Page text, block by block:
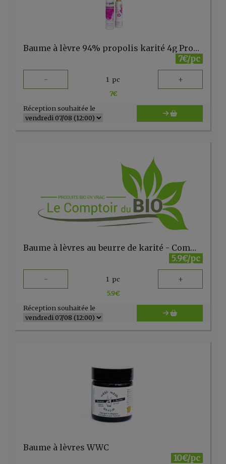
Baume à lèvre 94% propolis karité 4g Propolia
7€/pc
- 1 pc +
7€
Réception souhaitée le
Baume à lèvres au beurre de karité - Comme Avant
5.9€/pc
- 1 pc +
5.9€
Réception souhaitée le
Baume à lèvres WWC
10€/pc